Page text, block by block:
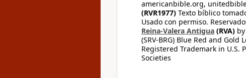
americanbible.org,
(RVR1977) Texto bíblico
Usado con permiso.
Reina-Valera Antigua (RVA)
(SRV-BRG) Blue Red and
Registered Trademark in U.S.
Societies